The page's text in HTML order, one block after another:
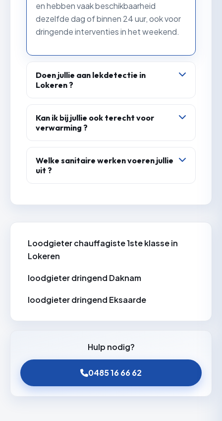
en hebben vaak beschikbaarheid
dezelfde dag of binnen 24 uur, ook voor
dringende interventies in het weekend.
Doen jullie aan lekdetectie in
Lokeren ?
Ja. Onze loodgieters sporen waterlekken
en badkamerlekken op met
professioneel materiaal, zonder onnodig
breekwerk, en herstellen het lek meteen
waar mogelijk.
Kan ik bij jullie ook terecht voor
verwarming ?
Zeker. Naast sanitair werken wij met
chauffagisten in Lokeren voor het
onderhoud, de herstelling en de
plaatsing van verwarmingsketels,
Welke sanitaire werken voeren jullie
uit ?
herstellen kranen, toiletten, badkamers
herstellen van lekken.
Loodgieter chauffagiste 1ste klasse in
Lokeren
loodgieter dringend Daknam
loodgieter dringend Eksaarde
Hulp nodig?
0485 16 66 62